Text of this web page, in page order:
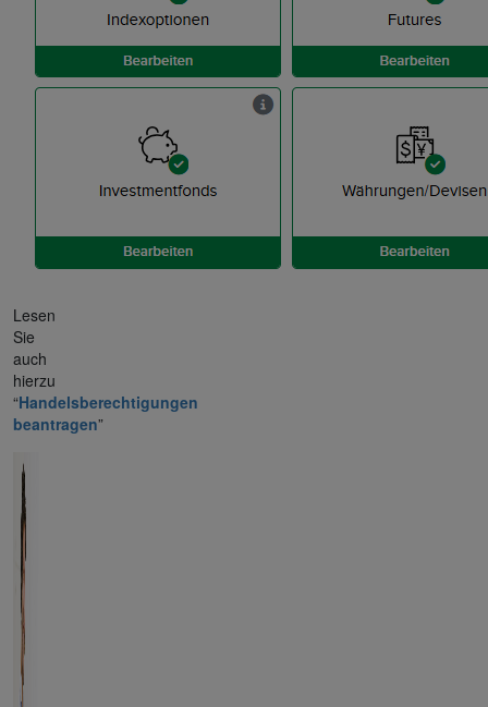
Lesen
Sie
auch
hierzu
“Handelsberechtigungen
beantragen”